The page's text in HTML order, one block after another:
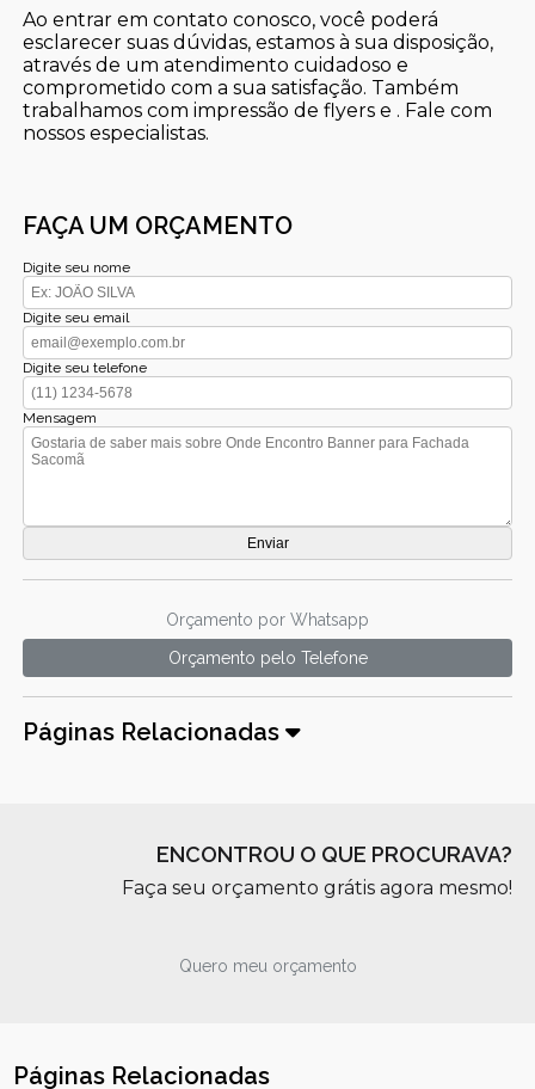
Ao entrar em contato conosco, você poderá
esclarecer suas dúvidas, estamos à sua disposição,
através de um atendimento cuidadoso e
comprometido com a sua satisfação. Também
trabalhamos com impressão de flyers e . Fale com
nossos especialistas.
FAÇA UM ORÇAMENTO
Digite seu nome
Digite seu email
Digite seu telefone
Mensagem
Orçamento por Whatsapp
Orçamento pelo Telefone
Páginas Relacionadas
ENCONTROU O QUE PROCURAVA?
Faça seu orçamento grátis agora mesmo!
Quero meu orçamento
Páginas Relacionadas